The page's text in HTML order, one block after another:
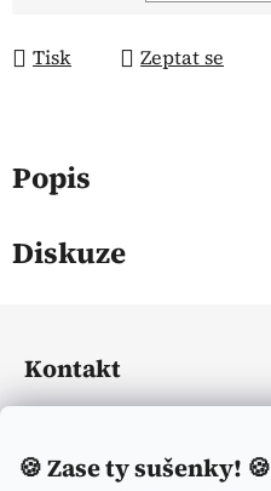
🍪Zase ty sušenky! 🍪
Tisk Zeptat se
Popis
Diskuze
a
Kontakt